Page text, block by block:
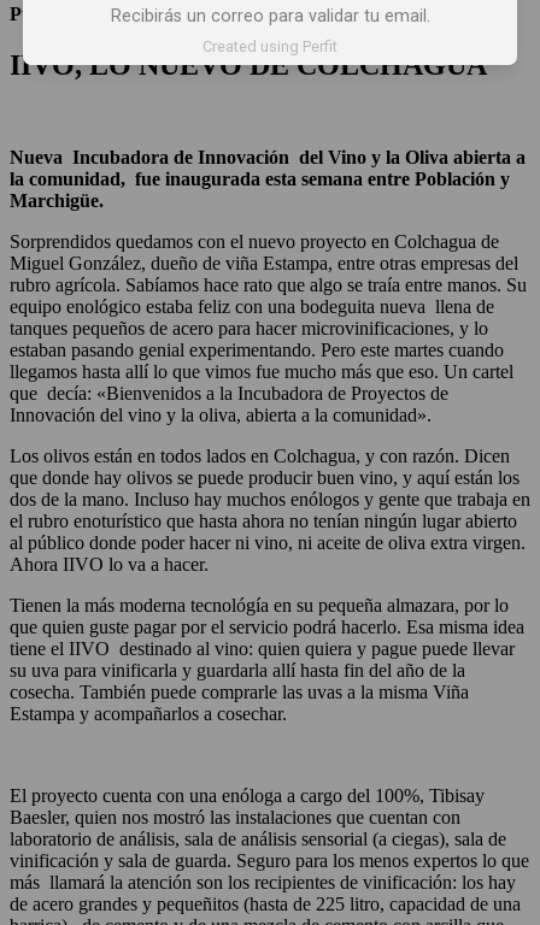
Publicación: 24 noviembre 2017
IIVO, LO NUEVO DE COLCHAGUA
Nueva Incubadora de Innovación del Vino y la Oliva abierta a
la comunidad, fue inaugurada esta semana entre Población y
Marchigüe.
Sorprendidos quedamos con el nuevo proyecto en Colchagua de
Miguel González, dueño de viña Estampa, entre otras empresas del
rubro agrícola. Sabíamos hace rato que algo se traía entre manos. Su
equipo enológico estaba feliz con una bodeguita nueva llena de
tanques pequeños de acero para hacer microvinificaciones, y lo
estaban pasando genial experimentando. Pero este martes cuando
llegamos hasta allí lo que vimos fue mucho más que eso. Un cartel
que decía: «Bienvenidos a la Incubadora de Proyectos de
Innovación del vino y la oliva, abierta a la comunidad».
Los olivos están en todos lados en Colchagua, y con razón. Dicen
que donde hay olivos se puede producir buen vino, y aquí están los
dos de la mano. Incluso hay muchos enólogos y gente que trabaja en
el rubro enoturístico que hasta ahora no tenían ningún lugar abierto
al público donde poder hacer ni vino, ni aceite de oliva extra virgen.
Ahora IIVO lo va a hacer.
Tienen la más moderna tecnológía en su pequeña almazara, por lo
que quien guste pagar por el servicio podrá hacerlo. Esa misma idea
tiene el IIVO destinado al vino: quien quiera y pague puede llevar
su uva para vinificarla y guardarla allí hasta fin del año de la
cosecha. También puede comprarle las uvas a la misma Viña
Estampa y acompañarlos a cosechar.
El proyecto cuenta con una enóloga a cargo del 100%, Tibisay
Baesler, quien nos mostró las instalaciones que cuentan con
laboratorio de análisis, sala de análisis sensorial (a ciegas), sala de
vinificación y sala de guarda. Seguro para los menos expertos lo que
más llamará la atención son los recipientes de vinificación: los hay
de acero grandes y pequeñitos (hasta de 225 litro, capacidad de una
Recibirás un correo para validar tu email.
Created using Perfit